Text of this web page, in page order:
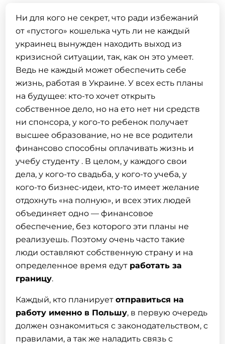
Ни для кого не секрет, что ради избежаний
от «пустого» кошелька чуть ли не каждый
украинец вынужден находить выход из
кризисной ситуации, так, как он это умеет.
Ведь не каждый может обеспечить себе
жизнь, работая в Украине. У всех есть планы
на будущее: кто-то хочет открыть
собственное дело, но на ето нет ни средств
ни спонсора, у кого-то ребенок получает
высшее образование, но не все родители
финансово способны оплачивать жизнь и
учебу студенту . В целом, у каждого свои
дела, у кого-то свадьба, у кого-то учеба, у
кого-то бизнес-идеи, кто-то имеет желание
отдохнуть «на полную», и всех этих людей
объединяет одно — финансовое
обеспечение, без которого эти планы не
реализуешь. Поэтому очень часто такие
люди оставляют собственную страну и на
определенное время едут работать за
границу.
Каждый, кто планируетотправиться на
работу именно в Польшу, в первую очередь
должен ознакомиться с законодательством, с
правилами, а так же наладить связь с